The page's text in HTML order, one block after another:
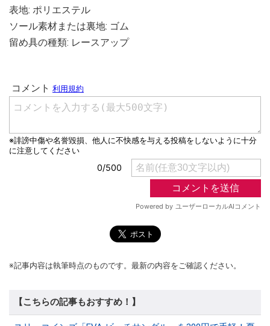
表地: ポリエステル
ソール素材または裏地: ゴム
留め具の種類: レースアップ
※記事内容は執筆時点のものです。最新の内容をご確認ください。
【こちらの記事もおすすめ！】